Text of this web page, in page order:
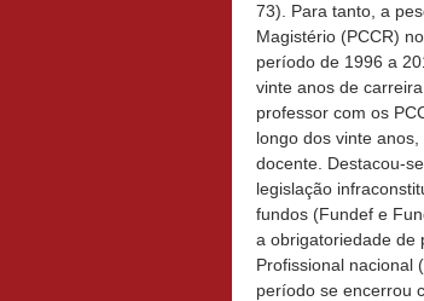
73). Para tanto, a
Magistério (PCCR)
período de 1996 a
vinte anos de
professor com os
longo dos vinte
docente. Destacou-
legislação
fundos (Fundef e
a obrigatoriedade de
Profissional nacional
período se encerrou